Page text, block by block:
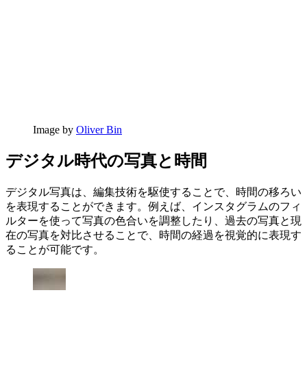
Image by Oliver Bin
デジタル時代の写真と時間
デジタル写真は、編集技術を駆使することで、時間の移ろい
を表現することができます。例えば、インスタグラムのフィ
ルターを使って写真の色合いを調整したり、過去の写真と現
在の写真を対比させることで、時間の経過を視覚的に表現す
ることが可能です。